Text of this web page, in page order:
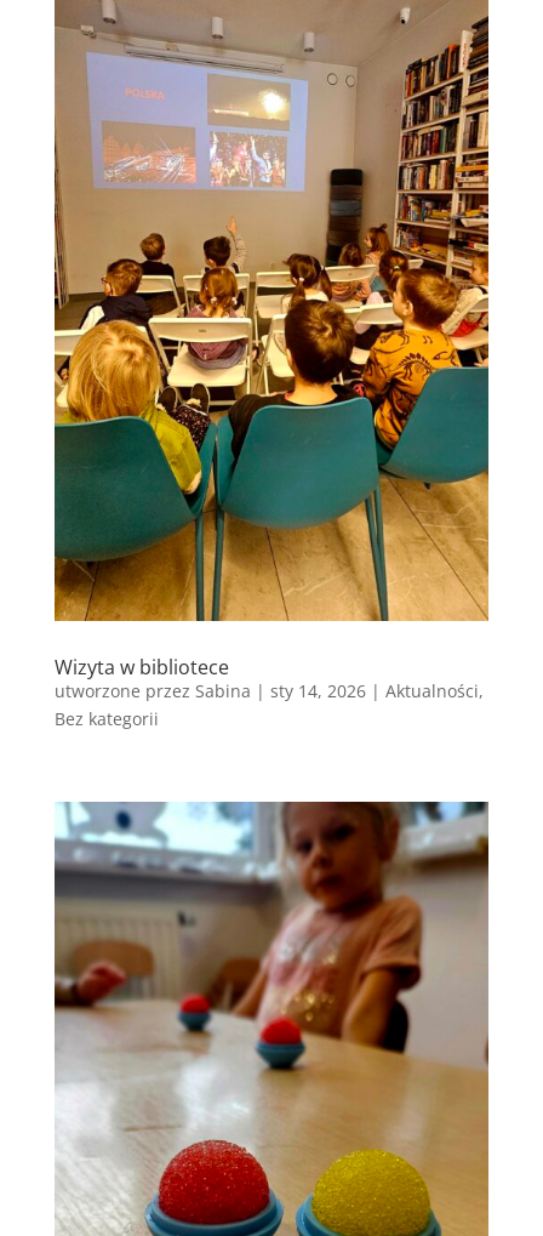
Wizyta w bibliotece
utworzone przez Sabina | sty 14, 2026| Aktualności,
Bez kategorii